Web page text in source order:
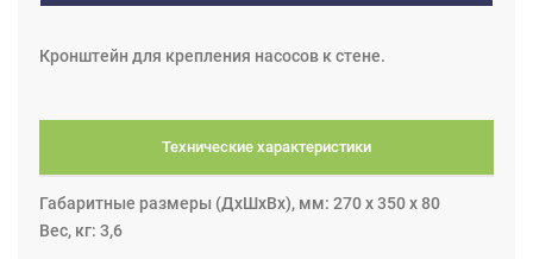
Кронштейн для крепления насосов к стене.
Технические характеристики
Габаритные размеры (ДхШхВх), мм: 270 х 350 х 80
Вес, кг: 3,6